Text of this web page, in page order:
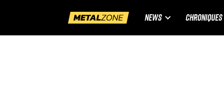
NEWS CHRONIQUES